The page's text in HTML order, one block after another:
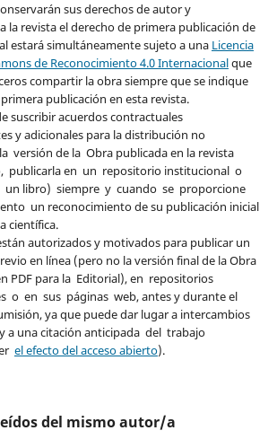
sus derechos de autor y
la revista el derecho de primera publicación de
estará simultáneamente sujeto a una Licencia
de Reconocimiento 4.0 Internacionalque
compartir la obra siempre que se indique
publicación en esta revista.
suscribir acuerdos contractuales
y adicionales para la distribución no
versión de la Obra publicada en la revista
publicarla en un repositorio institucional o
un libro) siempre y cuando se proporcione
un reconocimiento de su publicación inicial
científica.
autorizados y motivados para publicar un
en línea (pero no la versión final de la Obra
PDF para la Editorial), en repositorios
o en sus páginas web, antes y durante el
ya que puede dar lugar a intercambios
a una citación anticipada del trabajo
el efecto del acceso abierto).
del mismo autor/a